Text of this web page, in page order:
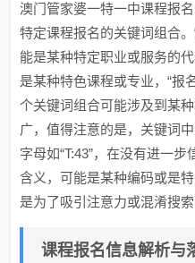
澳门管家婆一特一中课程报
特定课程报名的关键词组合。
能是某种特定职业或服务的
是某种特色课程或专业，“报
个关键词组合可能涉及到某
广，值得注意的是，关键词
字母如“T:43”，在没有进一
含义，可能是某种编码或是
是为了吸引注意力或混淆搜索
课程报名信息解析与